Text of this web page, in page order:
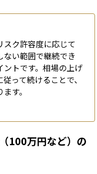
ク許容度に応じて
い範囲で継続でき
トです。相場の上げ
って続けることで、
す。
100万円など）の